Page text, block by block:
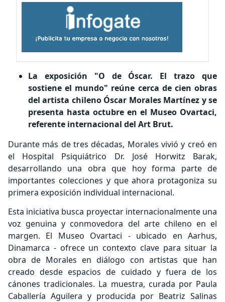
La exposición "O de Óscar. El trazo que
sostiene el mundo" reúne cerca de cien obras
del artista chileno Óscar Morales Martínez y se
presenta hasta octubre en el Museo Ovartaci,
referente internacional del Art Brut.
Durante más de tres décadas, Morales vivió y creó en
el Hospital Psiquiátrico Dr. José Horwitz Barak,
desarrollando una obra que hoy forma parte de
importantes colecciones y que ahora protagoniza su
primera exposición individual internacional.
Esta iniciativa busca proyectar internacionalmente una
voz genuina y conmovedora del arte chileno en el
margen. El Museo Ovartaci - ubicado en Aarhus,
Dinamarca - ofrece un contexto clave para situar la
obra de Morales en diálogo con artistas que han
creado desde espacios de cuidado y fuera de los
cánones tradicionales. La muestra, curada por Paula
Caballería Aguilera y producida por Beatriz Salinas